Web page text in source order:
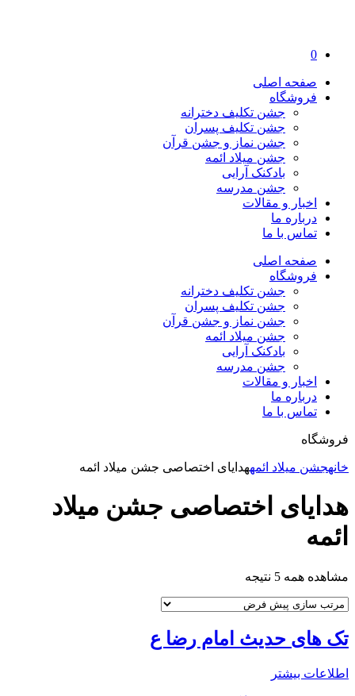
0
صفحه اصلی
فروشگاه
جشن تکلیف دخترانه
جشن تکلیف پسران
جشن نماز و جشن قرآن
جشن میلاد ائمه
بادکنک آرایی
جشن مدرسه
اخبار و مقالات
درباره ما
تماس با ما
صفحه اصلی
فروشگاه
جشن تکلیف دخترانه
جشن تکلیف پسران
جشن نماز و جشن قرآن
جشن میلاد ائمه
بادکنک آرایی
جشن مدرسه
اخبار و مقالات
درباره ما
تماس با ما
فروشگاه
خانهجشن میلاد ائمههدایای اختصاصی جشن میلاد ائمه
هدایای اختصاصی جشن میلاد
ائمه
مشاهده همه 5 نتیجه
تک های حدیث امام رضا ع
اطلاعات بیشتر